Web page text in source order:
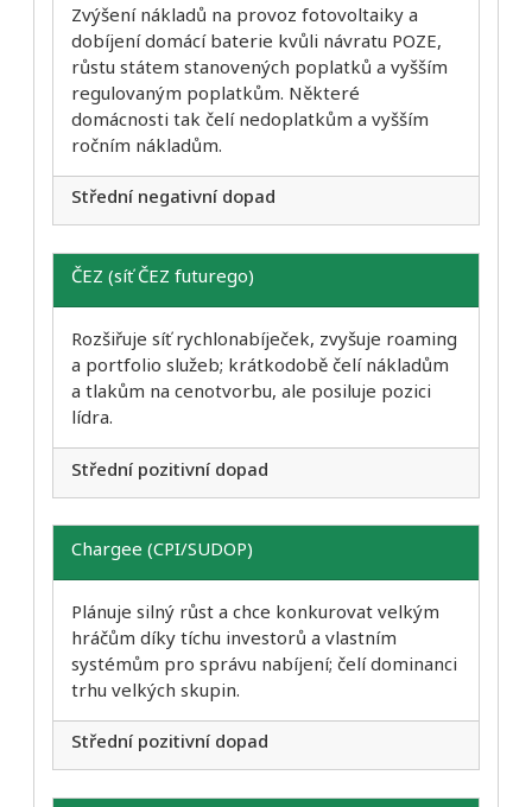
Zvýšení nákladů na provoz fotovoltaiky a
dobíjení domácí baterie kvůli návratu POZE,
růstu státem stanovených poplatků a vyšším
regulovaným poplatkům. Některé
domácnosti tak čelí nedoplatkům a vyšším
ročním nákladům.
Střední negativní dopad
ČEZ (síť ČEZ futurego)
Rozšiřuje síť rychlonabíječek, zvyšuje roaming
a portfolio služeb; krátkodobě čelí nákladům
a tlakům na cenotvorbu, ale posiluje pozici
lídra.
Střední pozitivní dopad
Chargee (CPI/SUDOP)
Plánuje silný růst a chce konkurovat velkým
hráčům díky tíchu investorů a vlastním
systémům pro správu nabíjení; čelí dominanci
trhu velkých skupin.
Střední pozitivní dopad